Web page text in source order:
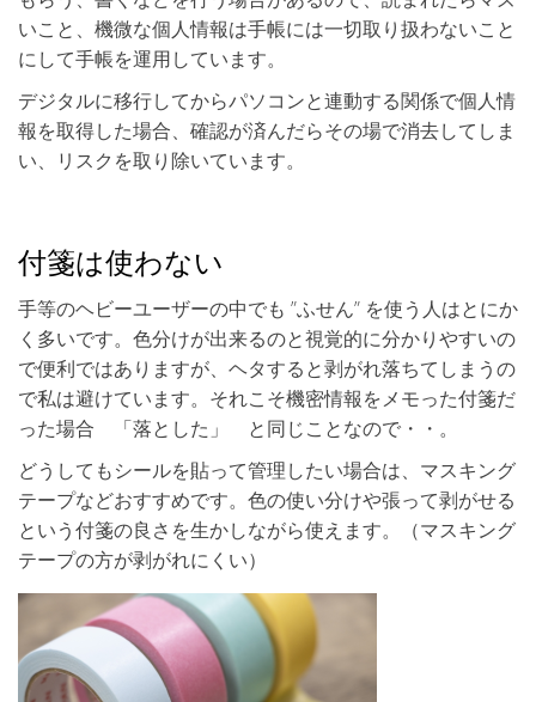
いこと、機微な個人情報は手帳には一切取り扱わないこと
にして手帳を運用しています。
デジタルに移行してからパソコンと連動する関係で個人情
報を取得した場合、確認が済んだらその場で消去してしま
い、リスクを取り除いています。
付箋は使わない
手等のヘビーユーザーの中でも ”ふせん” を使う人はとにか
く多いです。色分けが出来るのと視覚的に分かりやすいの
で便利ではありますが、ヘタすると剥がれ落ちてしまうの
で私は避けています。それこそ機密情報をメモった付箋だ
った場合 「落とした」 と同じことなので・・。
どうしてもシールを貼って管理したい場合は、マスキング
テープなどおすすめです。色の使い分けや張って剥がせる
という付箋の良さを生かしながら使えます。（マスキング
テープの方が剥がれにくい）